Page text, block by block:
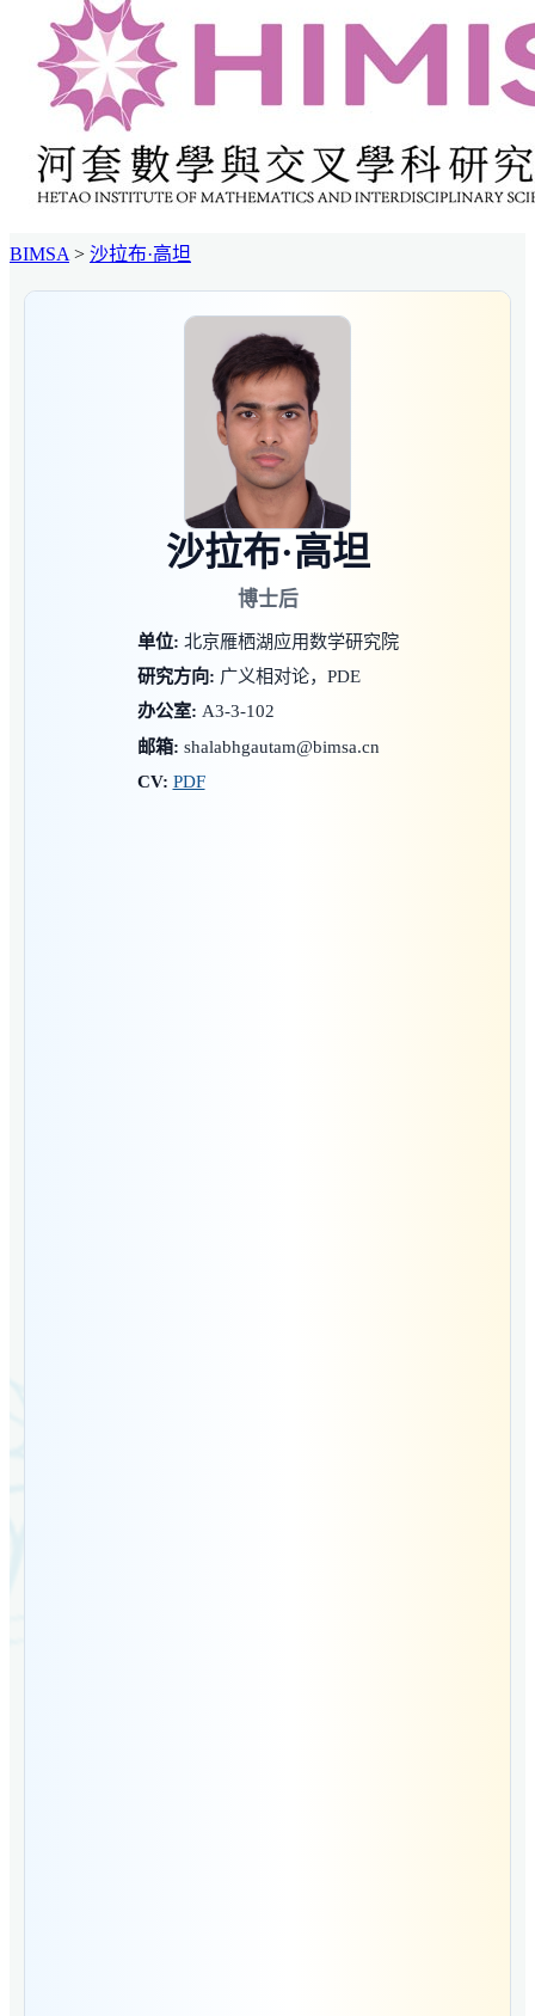
BIMSA > 沙拉布·高坦
沙拉布·高坦
博士后
单位: 北京雁栖湖应用数学研究院
研究方向: 广义相对论，PDE
办公室: A3-3-102
邮箱: shalabhgautam@bimsa.cn
CV: PDF